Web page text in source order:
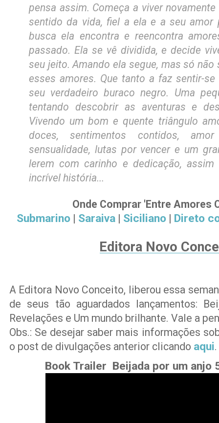
pensa assim. Começa a viver
sentido da vida, fiel a ela e a seu amor
busca ela encontra e reencontra
passado. Ela se vê dividida, e decide
seu jeito. Amando ela segue, mas só não
esses amores. Que tanto a faz sentir-
seu verdadeiro buraco negro. Uma
tentando descobrir as aventuras e
Vivendo um bom e quente triângulo
doces, sentimentos contidos,
sensualidade, lutas por vencer e um
lerem com carinho e dedicação,
incrível história...
Onde Comprar 'Entre Amores
Submarino | Saraiva | Siciliano | Direto
Editora Novo
A Editora Novo Conceito, liberou essa
de seus tão aguardados lançamentos:
Revelações e Um mundo brilhante. Vale a
Obs.: Se desejar saber mais informações
o post de divulgações anterior clicando aqui.
Book Trailer Beijada por um anjo